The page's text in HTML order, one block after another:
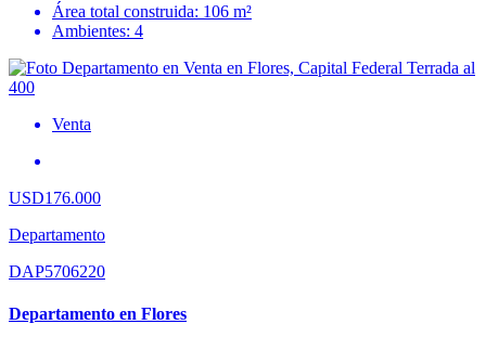
Área total construida: 106 m²
Ambientes: 4
Venta
USD176.000
Departamento
DAP5706220
Departamento en Flores